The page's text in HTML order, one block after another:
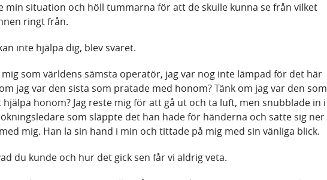
min situation och höll tummarna för att de skulle kunna se från vilket
ringt från.
inte hjälpa dig, blev svaret.
mig som världens sämsta operatör, jag var nog inte lämpad för det här
jag var den sista som pratade med honom? Tänk om jag var den som
hjälpa honom? Jag reste mig för att gå ut och ta luft, men snubblade in i
som släppte det han hade för händerna och satte sig ner
mig. Han la sin hand i min och tittade på mig med sin vänliga blick.
du kunde och hur det gick sen får vi aldrig veta.